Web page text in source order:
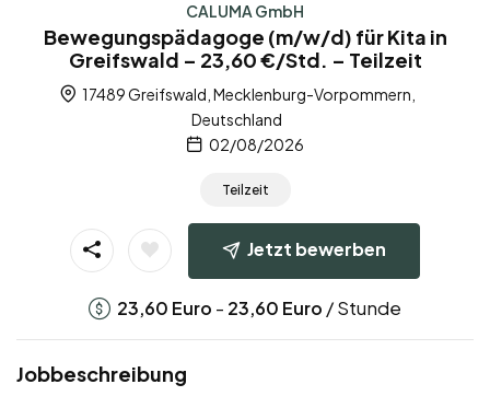
CALUMA GmbH
Bewegungspädagoge (m/w/d) für Kita in
Greifswald – 23,60 €/Std. – Teilzeit
17489 Greifswald, Mecklenburg-Vorpommern,
Deutschland
02/08/2026
Teilzeit
Jetzt bewerben
23,60 Euro - 23,60 Euro / Stunde
Jobbeschreibung